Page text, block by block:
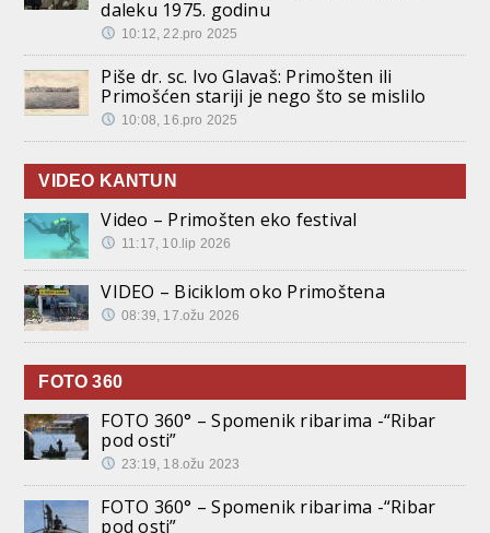
daleku 1975. godinu
10:12, 22.pro 2025
Piše dr. sc. Ivo Glavaš: Primošten ili
Primošćen stariji je nego što se mislilo
10:08, 16.pro 2025
VIDEO KANTUN
Video – Primošten eko festival
11:17, 10.lip 2026
VIDEO – Biciklom oko Primoštena
08:39, 17.ožu 2026
FOTO 360
FOTO 360° – Spomenik ribarima -“Ribar
pod osti”
23:19, 18.ožu 2023
FOTO 360° – Spomenik ribarima -“Ribar
pod osti”